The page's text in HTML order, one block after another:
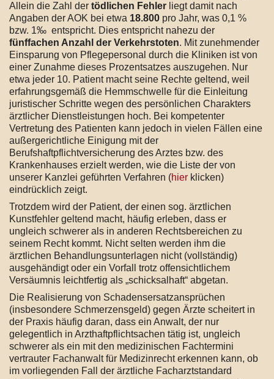
Allein die Zahl der tödlichen Fehler liegt damit nach
Angaben der AOK bei etwa 18.800 pro Jahr, was 0,1 %
bzw. 1‰ entspricht. Dies entspricht nahezu der
fünffachen Anzahl der Verkehrstoten. Mit zunehmender
Einsparung von Pflegepersonal durch die Kliniken ist von
einer Zunahme dieses Prozentsatzes auszugehen. Nur
etwa jeder 10. Patient macht seine Rechte geltend, weil
erfahrungsgemäß die Hemmschwelle für die Einleitung
juristischer Schritte wegen des persönlichen Charakters
ärztlicher Dienstleistungen hoch. Bei kompetenter
Vertretung des Patienten kann jedoch in vielen Fällen eine
außergerichtliche Einigung mit der
Berufshaftpflichtversicherung des Arztes bzw. des
Krankenhauses erzielt werden, wie die Liste der von
unserer Kanzlei geführten Verfahren (hier klicken)
eindrücklich zeigt.
Trotzdem wird der Patient, der einen sog. ärztlichen
Kunstfehler geltend macht, häufig erleben, dass er
ungleich schwerer als in anderen Rechtsbereichen zu
seinem Recht kommt. Nicht selten werden ihm die
ärztlichen Behandlungsunterlagen nicht (vollständig)
ausgehändigt oder ein Vorfall trotz offensichtlichem
Versäumnis leichtfertig als „schicksalhaft“ abgetan.
Die Realisierung von Schadensersatzansprüchen
(insbesondere Schmerzensgeld) gegen Ärzte scheitert in
der Praxis häufig daran, dass ein Anwalt, der nur
gelegentlich in Arzthaftpflichtsachen tätig ist, ungleich
schwerer als ein mit den medizinischen Fachtermini
vertrauter Fachanwalt für Medizinrecht erkennen kann, ob
im vorliegenden Fall der ärztliche Facharztstandard